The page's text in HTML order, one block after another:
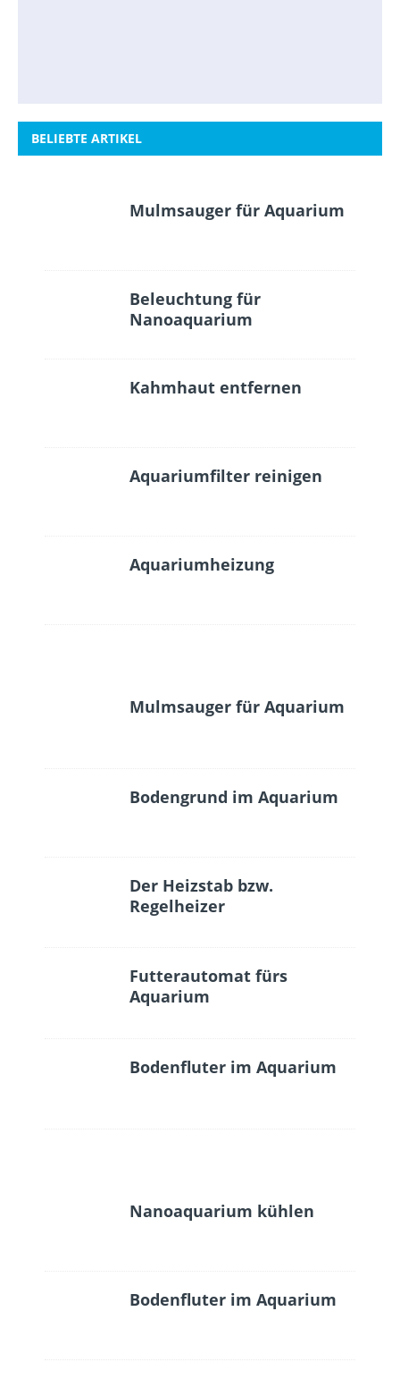
BELIEBTE ARTIKEL
Mulmsauger für Aquarium
Beleuchtung für
Nanoaquarium
Kahmhaut entfernen
Aquariumfilter reinigen
Aquariumheizung
Mulmsauger für Aquarium
Bodengrund im Aquarium
Der Heizstab bzw.
Regelheizer
Futterautomat fürs
Aquarium
Bodenfluter im Aquarium
Nanoaquarium kühlen
Bodenfluter im Aquarium